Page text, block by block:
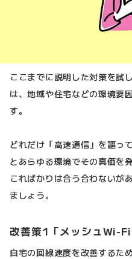
ここまでに説明した対策を試
は、地域や住宅などの環境要
す。
どれだけ「高速通信」を謳っ
とあらゆる環境でその真価を
こればかりは合う合わないが
ましょう。
改善策1「メッシュWi-Fi
自宅の回線速度を改善するた